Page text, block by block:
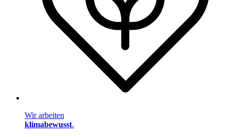
Wir arbeiten
klimabewusst.